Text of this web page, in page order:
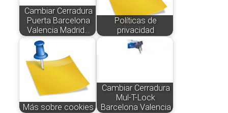
Cambiar Cerradura
Puerta Barcelona
Valencia Madrid…
Políticas de
privacidad
Más sobre cookies
Cambiar Cerradura
Mul-T-Lock
Barcelona Valencia